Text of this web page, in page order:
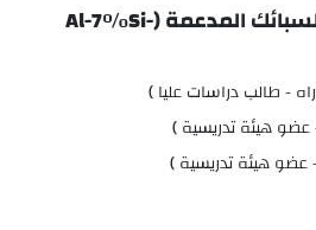
دراسة سلوك التآكل للسبائك المدعمة (Al-7%Si-
- طالب دراسات عليا )
هيئة تدريسية )
عضو هيئة تدريسية )